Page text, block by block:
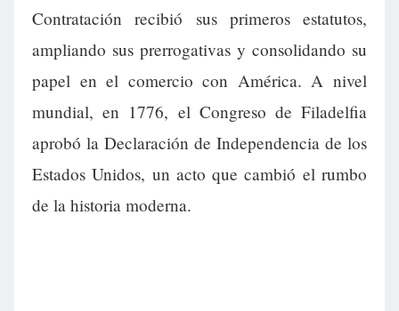
Contratación recibió sus primeros estatutos,
ampliando sus prerrogativas y consolidando su
papel en el comercio con América. A nivel
mundial, en 1776, el Congreso de Filadelfia
aprobó la Declaración de Independencia de los
Estados Unidos, un acto que cambió el rumbo
de la historia moderna.